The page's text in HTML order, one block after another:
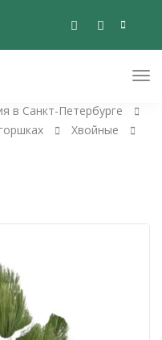
в Санкт-Петербурге
Хвойные